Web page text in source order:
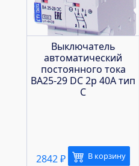
Выключатель
автоматический
постоянного тока
ВА25-29 DC 2р 40А тип
С
2842₽ В корзину